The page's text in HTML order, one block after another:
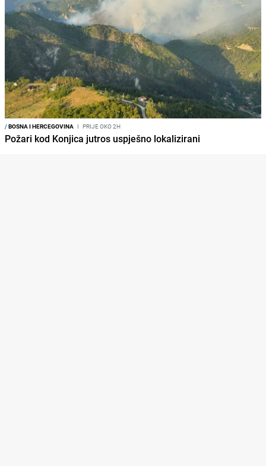
/BOSNA I HERCEGOVINA I PRIJE OKO 2H
Požari kod Konjica jutros uspješno lokalizirani